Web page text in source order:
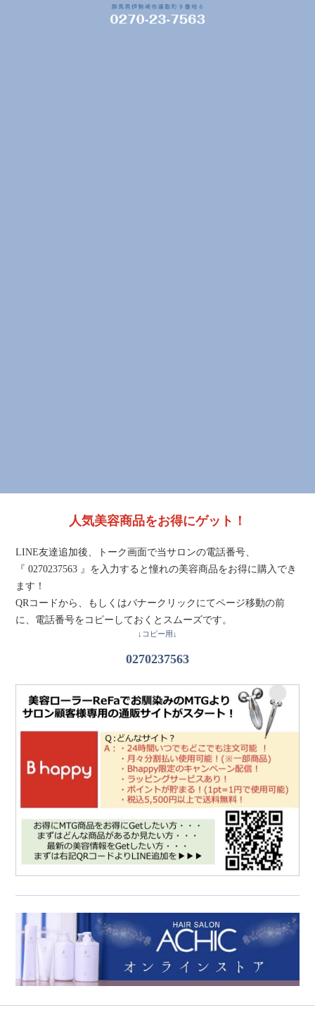
人気美容商品をお得にゲット！
LINE友達追加後、トーク画面で当サロンの電話番号、
『 0270237563 』を入力すると憧れの美容商品をお得に購入でき
ます！
QRコードから、もしくはバナークリックにてページ移動の前
に、電話番号をコピーしておくとスムーズです。
↓コピー用↓
0270237563